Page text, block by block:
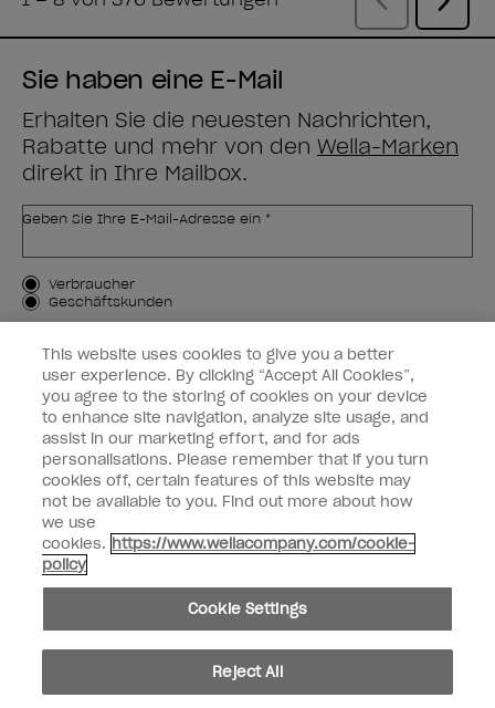
Sie haben eine E-Mail
Erhalten Sie die neuesten Nachrichten,
Rabatte und mehr von den Wella-Marken
direkt in Ihre Mailbox.
Geben Sie Ihre E-Mail-Adresse ein *
Kundenart
Verbraucher
Geschäftskunden
MICH ANMELDEN
Kundeninformationen
OPI & Sie
instagramfacebook
Copyright 2026, Wella Operations US LLC. Alle Rechte vorbehalten.
This website uses cookies to give you a better
user experience. By clicking “Accept All Cookies”,
you agree to the storing of cookies on your device
to enhance site navigation, analyze site usage, and
assist in our marketing effort, and for ads
personalisations. Please remember that if you turn
cookies off, certain features of this website may
not be available to you. Find out more about how
we use
cookies. https://www.wellacompany.com/cookie-
policy
Cookie Settings
Reject All